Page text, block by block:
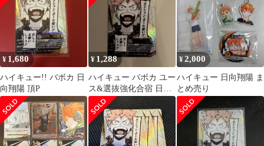
¥ 1,680
ハイキュー!! バボカ 日
向翔陽 頂P
¥ 1,288
ハイキュー バボカ ユー
ス&選抜強化合宿 日向
翔陽 頂P
¥2,000
ハイキュー 日向翔陽 ま
とめ売り